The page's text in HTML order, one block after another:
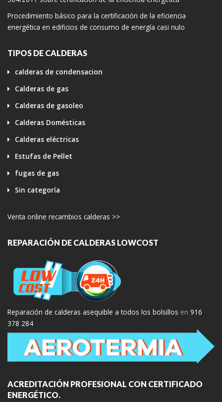
Procedimiento básico para la certificación de la eficiencia
energética en edificios de consumo de energía casi nulo
TIPOS DE CALDERAS
calderas de condensacion
Calderas de gas
Calderas de gasoleo
Calderas Domésticas
Calderas eléctricas
Estufas de Pellet
fugas de gas
Sin categoría
Venta online recambios calderas >>
REPARACIÓN DE CALDERAS LOWCOST
Reparación de calderas asequible a todos los bolsillos en 916
378 284
ACREDITACIÓN PROFESIONAL CON CERTIFICADO
ENERGÉTICO.